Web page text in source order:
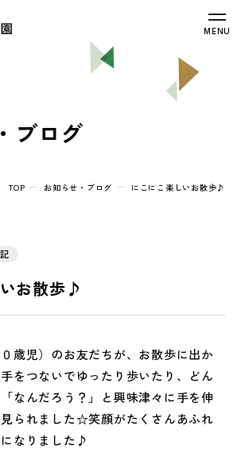
幼保連携型認定こども園 たかがみねこ
MENU
ブログ
TOP お知らせ・ブログ にこにこ楽しいお散歩♪
お散歩♪
歳児）のお友だちが、お散歩に出か
をつないでゆったり歩いたり、どん
なんだろう？」と興味津々に手を伸
られました☆笑顔がたくさんあふれ
なりました♪